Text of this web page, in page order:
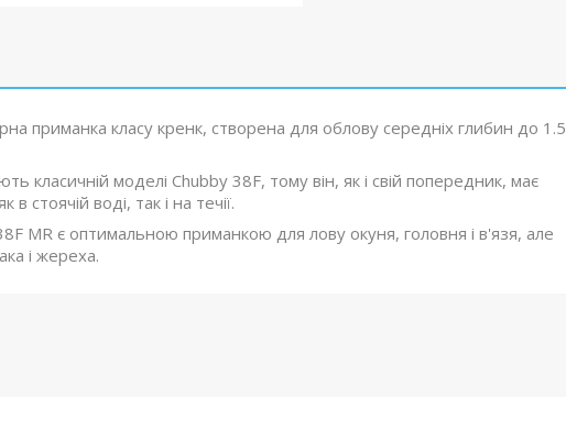
приманка класу кренк, створена для облову середніх глибин до 1.5
класичній моделі Chubby 38F, тому він, як і свій попередник, має
в стоячій воді, так і на течії.
MR є оптимальною приманкою для лову окуня, головня і в'язя, але
і жереха.